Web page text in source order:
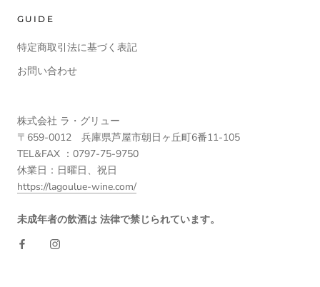
GUIDE
特定商取引法に基づく表記
お問い合わせ
株式会社 ラ・グリュー
〒659-0012 兵庫県芦屋市朝日ヶ丘町6番11-105
TEL&FAX ：0797-75-9750
休業日：日曜日、祝日
https://lagoulue-wine.com/
未成年者の飲酒は 法律で禁じられています。